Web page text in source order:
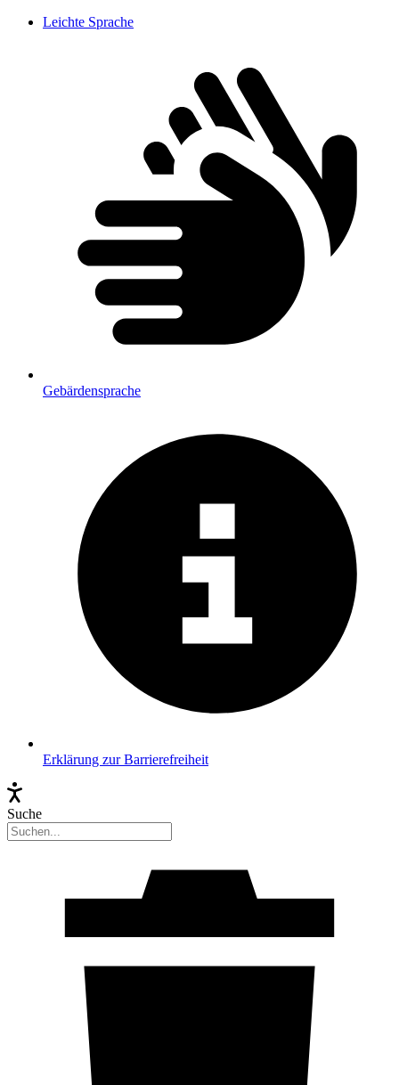
Leichte Sprache
Gebärdensprache
Erklärung zur Barrierefreiheit
Suche